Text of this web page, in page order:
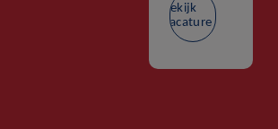
Bekijk
vacature